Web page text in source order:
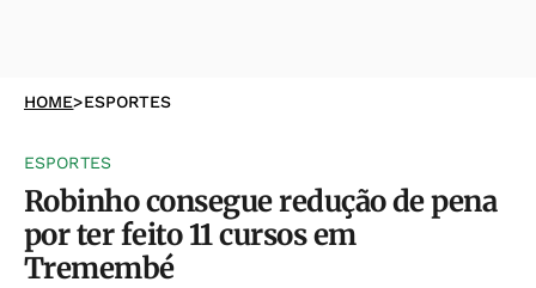
HOME>ESPORTES
ESPORTES
Robinho consegue redução de pena
por ter feito 11 cursos em
Tremembé